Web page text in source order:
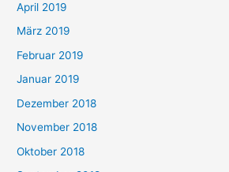
April 2019
März 2019
Februar 2019
Januar 2019
Dezember 2018
November 2018
Oktober 2018